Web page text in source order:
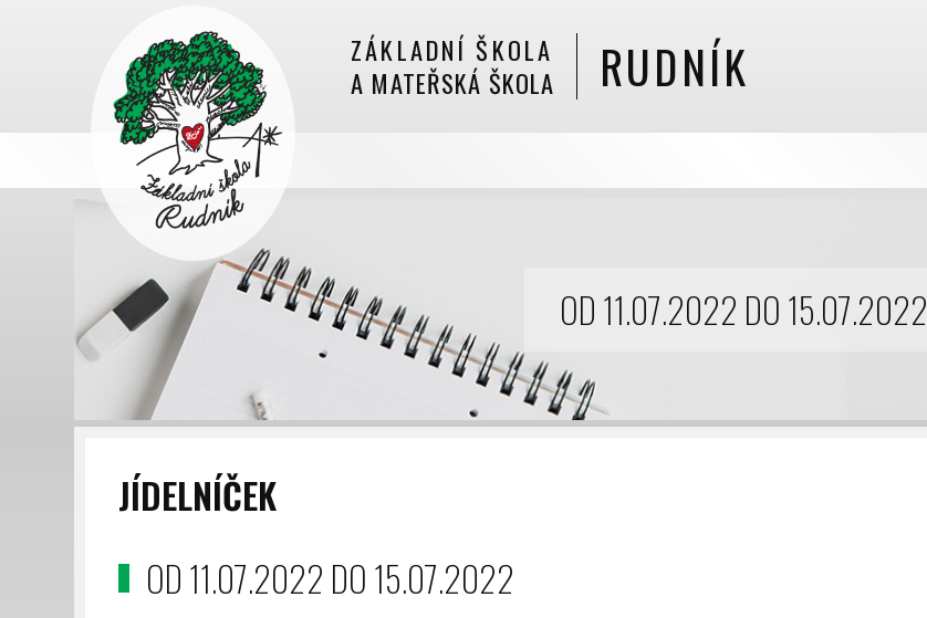
ZÁKLADNÍ ŠKOLA
A MATEŘSKÁ ŠKOLA
RUDNÍK
OD 11.07.2022 DO 15.07.2022
JÍDELNÍČEK
OD 11.07.2022 DO 15.07.2022